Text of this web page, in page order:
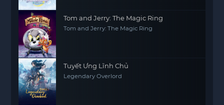
Tom and Jerry: The Magic Ring
Tom and Jerry: The Magic Ring
Tuyết Ưng Lĩnh Chủ
Legendary Overlord